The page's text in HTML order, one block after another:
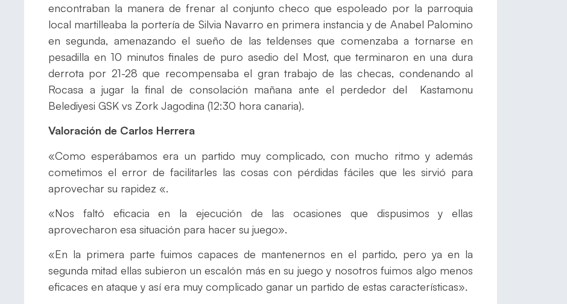
encontraban la manera de frenar al conjunto checo que espoleado por la parroquia
local martilleaba la portería de Silvia Navarro en primera instancia y de Anabel Palomino
en segunda, amenazando el sueño de las teldenses que comenzaba a tornarse en
pesadilla en 10 minutos finales de puro asedio del Most, que terminaron en una dura
derrota por 21-28 que recompensaba el gran trabajo de las checas, condenando al
Rocasa a jugar la final de consolación mañana ante el perdedor del Kastamonu
Belediyesi GSK vs Zork Jagodina (12:30 hora canaria).
Valoración de Carlos Herrera
«Como esperábamos era un partido muy complicado, con mucho ritmo y además
cometimos el error de facilitarles las cosas con pérdidas fáciles que les sirvió para
aprovechar su rapidez «.
«Nos faltó eficacia en la ejecución de las ocasiones que dispusimos y ellas
aprovecharon esa situación para hacer su juego».
«En la primera parte fuimos capaces de mantenernos en el partido, pero ya en la
segunda mitad ellas subieron un escalón más en su juego y nosotros fuimos algo menos
eficaces en ataque y así era muy complicado ganar un partido de estas características».